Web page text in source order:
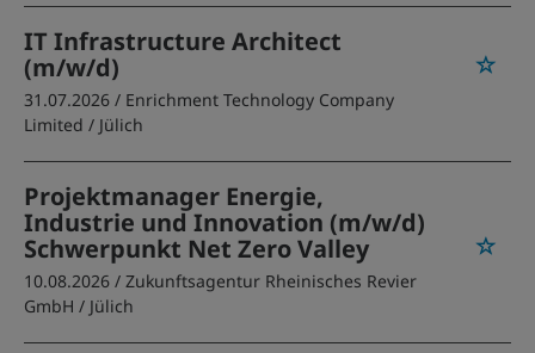
IT Infrastructure Architect
(m/w/d)
31.07.2026 / Enrichment Technology Company
Limited / Jülich
Projektmanager Energie,
Industrie und Innovation (m/w/d)
Schwerpunkt Net Zero Valley
10.08.2026 / Zukunftsagentur Rheinisches Revier
GmbH / Jülich